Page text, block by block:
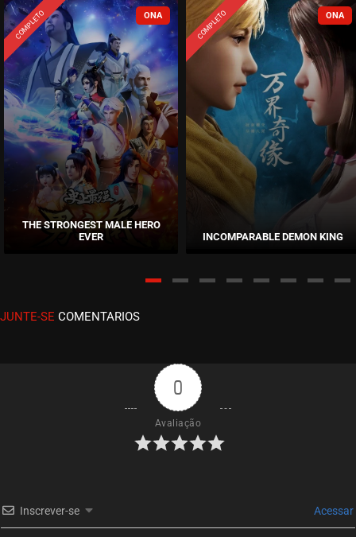
ASSISTIDO
ASSISTIDO
EPISÓDIO 23
novembro 11, 2020
ASSISTIDO
EPISÓDIO 22
novembro 11, 2020
EPISÓDIO 21
novembro 11, 2020
ASSISTIDO
EPISÓDIO 19
novembro 11, 2020
EPISÓDIO 18
EPISÓDIO 17
COMPLETO
THE STRONGEST MALE HERO
EVER
COMPLETO
INCOMPARABLE DEMON KING
JUNTE-SE COMENTARIOS
0
Avaliação
Inscrever-se Acessar